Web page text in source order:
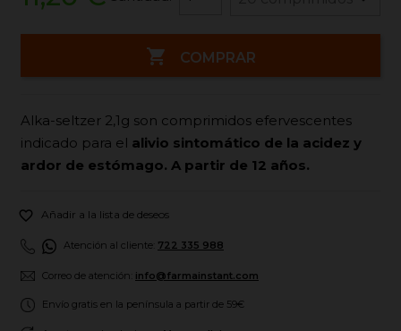
 COMPRAR
Alka-seltzer 2,1g son comprimidos efervescentes
indicado para el alivio sintomático de la acidez y
ardor de estómago. A partir de 12 años.
 Añadir a la lista de deseos
Atención al cliente: 722 335 988
Correo de atención: info@farmainstant.com
Envío gratis en la península a partir de 59€